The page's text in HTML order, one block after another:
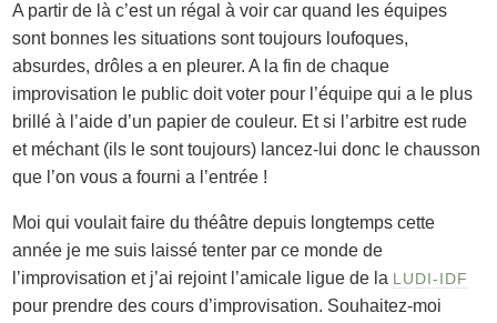
A partir de là c’est un régal à voir car quand les équipes
sont bonnes les situations sont toujours loufoques,
absurdes, drôles a en pleurer. A la fin de chaque
improvisation le public doit voter pour l’équipe qui a le plus
brillé à l’aide d’un papier de couleur. Et si l’arbitre est rude
et méchant (ils le sont toujours) lancez-lui donc le chausson
que l’on vous a fourni a l’entrée !
Moi qui voulait faire du théâtre depuis longtemps cette
année je me suis laissé tenter par ce monde de
l’improvisation et j’ai rejoint l’amicale ligue de la LUDI-IDF
pour prendre des cours d’improvisation. Souhaitez-moi